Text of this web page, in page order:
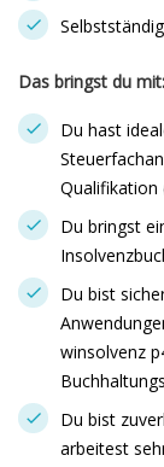
Das bringst du mit:
Du hast
Qualifikation
Du bringst
Du bist
winsolvenz
Du bist
arbeitest